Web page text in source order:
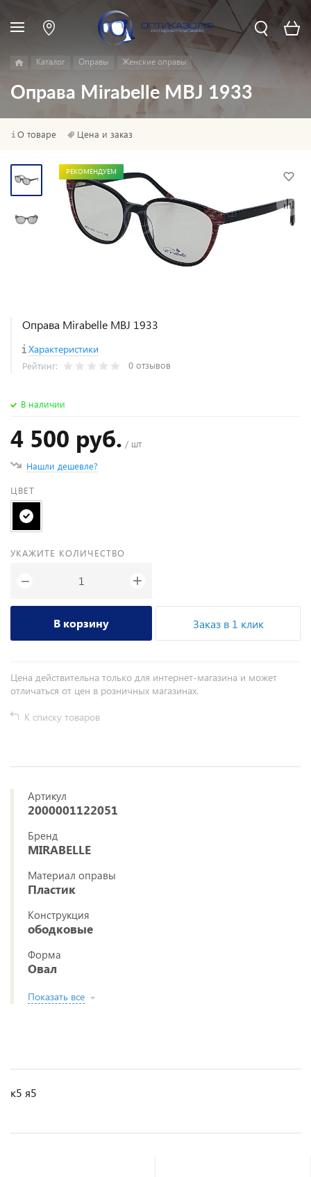
Каталог Оправы Женские оправы
Оправа Mirabelle MBJ 1933
О товаре Цена и заказ
РЕКОМЕНДУЕМ
Оправа Mirabelle MBJ 1933
Характеристики
Рейтинг: 0 отзывов
В наличии
4 500 руб. / шт
Нашли дешевле?
ЦВЕТ
УКАЖИТЕ КОЛИЧЕСТВО
− +
В корзину Заказ в 1 клик
Цена действительна только для интернет-магазина и может
отличаться от цен в розничных магазинах.
К списку товаров
Артикул
2000001122051
Бренд
MIRABELLE
Материал оправы
Пластик
Конструкция
ободковые
Форма
Овал
Показать все
к5 я5